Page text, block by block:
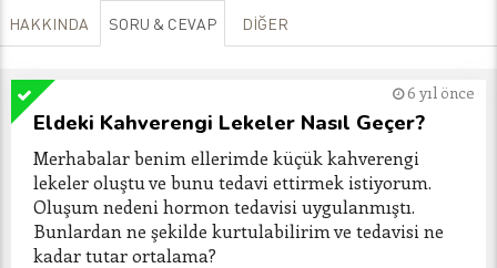
HAKKINDA SORU & CEVAP DİĞER
6 yıl önce
Eldeki Kahverengi Lekeler Nasıl Geçer?
Merhabalar benim ellerimde küçük kahverengi
lekeler oluştu ve bunu tedavi ettirmek istiyorum.
Oluşum nedeni hormon tedavisi uygulanmıştı.
Bunlardan ne şekilde kurtulabilirim ve tedavisi ne
kadar tutar ortalama?